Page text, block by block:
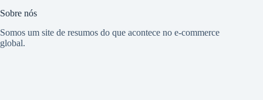
Sobre nós
Somos um site de resumos do que acontece no e-commerce
global.